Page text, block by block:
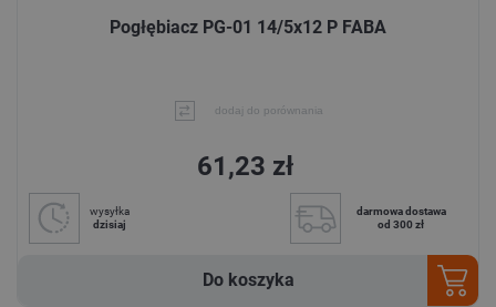
Pogłębiacz PG-01 14/5x12 P FABA
dodaj do porównania
61,23 zł
wysyłka
dzisiaj
darmowa dostawa
od 300 zł
Do koszyka